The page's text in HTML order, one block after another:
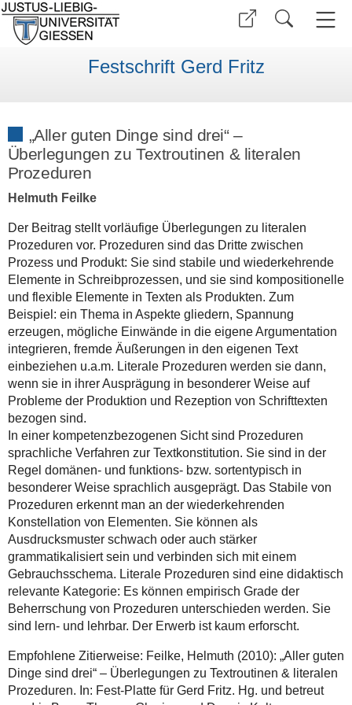
Festschrift Gerd Fritz
„Aller guten Dinge sind drei“ –
Überlegungen zu Textroutinen & literalen
Prozeduren
Helmuth Feilke
Der Beitrag stellt vorläufige Überlegungen zu literalen
Prozeduren vor. Prozeduren sind das Dritte zwischen
Prozess und Produkt: Sie sind stabile und wiederkehrende
Elemente in Schreibprozessen, und sie sind kompositionelle
und flexible Elemente in Texten als Produkten. Zum
Beispiel: ein Thema in Aspekte gliedern, Spannung
erzeugen, mögliche Einwände in die eigene Argumentation
integrieren, fremde Äußerungen in den eigenen Text
einbeziehen u.a.m. Literale Prozeduren werden sie dann,
wenn sie in ihrer Ausprägung in besonderer Weise auf
Probleme der Produktion und Rezeption von Schrifttexten
bezogen sind.
In einer kompetenzbezogenen Sicht sind Prozeduren
sprachliche Verfahren zur Textkonstitution. Sie sind in der
Regel domänen- und funktions- bzw. sortentypisch in
besonderer Weise sprachlich ausgeprägt. Das Stabile von
Prozeduren erkennt man an der wiederkehrenden
Konstellation von Elementen. Sie können als
Ausdrucksmuster schwach oder auch stärker
grammatikalisiert sein und verbinden sich mit einem
Gebrauchsschema. Literale Prozeduren sind eine didaktisch
relevante Kategorie: Es können empirisch Grade der
Beherrschung von Prozeduren unterschieden werden. Sie
sind lern- und lehrbar. Der Erwerb ist kaum erforscht.
Empfohlene Zitierweise: Feilke, Helmuth (2010): „Aller guten
Dinge sind drei“ – Überlegungen zu Textroutinen & literalen
Prozeduren. In: Fest-Platte für Gerd Fritz. Hg. und betreut